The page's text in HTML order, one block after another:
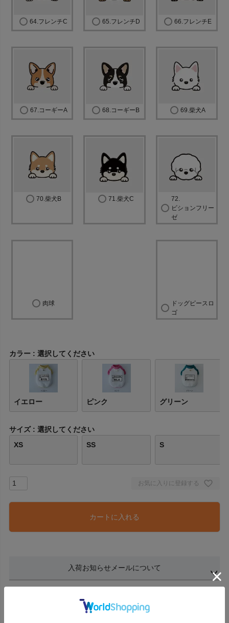
64.フレンチC 65.フレンチD 66.フレンチE
67.コーギーA 68.コーギーB 69.柴犬A
70.柴犬B 71.柴犬C
72.
ビションフリー
ゼ
肉球
ドッグピースロ
ゴ
カラー 選択してください
イエロー ピンク グリーン
サイズ
選択してください
XS
SS S
お気に入りに登録する
カートに入れる
入荷お知らせメールについて
商品についてのお問い合わせ